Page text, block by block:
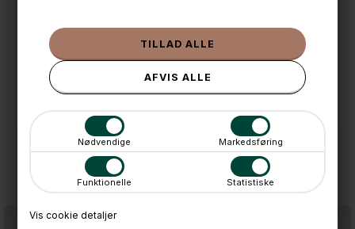
Nødvendige Markedsføring
Funktionelle Statistiske
Vis cookie detaljer
Kundeservicemail@boxdelux.dk(24/7)
ANDRE IDÉER
SPAR